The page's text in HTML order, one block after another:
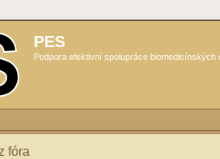
PES
Podpora efektivní spolupráce
fóra